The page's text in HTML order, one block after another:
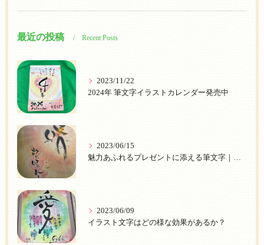
最近の投稿 Recent Posts
2023/11/22
2024年 筆文字イラストカレンダー発売中
2023/06/15
魅力あふれるプレゼントに添える筆文字｜個性的な【プレゼント筆文字】で心を伝えよう
2023/06/09
イラスト文字はどの様な効果があるか？